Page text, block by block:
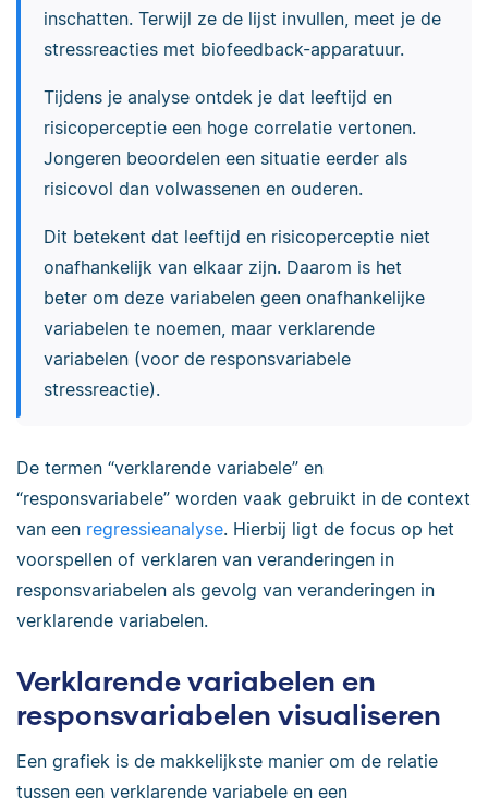
inschatten. Terwijl ze de lijst invullen, meet je de
stressreacties met biofeedback-apparatuur.
Tijdens je analyse ontdek je dat leeftijd en
risicoperceptie een hoge correlatie vertonen.
Jongeren beoordelen een situatie eerder als
risicovol dan volwassenen en ouderen.
Dit betekent dat leeftijd en risicoperceptie niet
onafhankelijk van elkaar zijn. Daarom is het
beter om deze variabelen geen onafhankelijke
variabelen te noemen, maar verklarende
variabelen (voor de responsvariabele
stressreactie).
De termen “verklarende variabele” en
“responsvariabele” worden vaak gebruikt in de context
van een regressieanalyse. Hierbij ligt de focus op het
voorspellen of verklaren van veranderingen in
responsvariabelen als gevolg van veranderingen in
verklarende variabelen.
Verklarende variabelen en
responsvariabelen visualiseren
Een grafiek is de makkelijkste manier om de relatie
tussen een verklarende variabele en een